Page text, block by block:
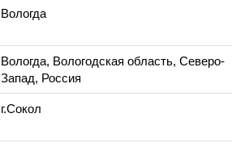
Вологда
Вологда, Вологодская область, Северо-
Запад, Россия
г.Сокол